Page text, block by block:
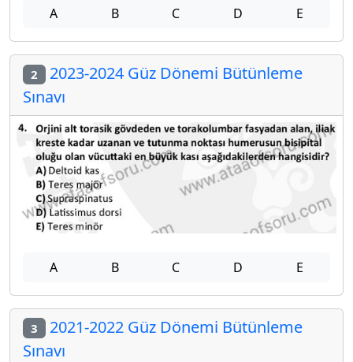
A B C D E
2 2023-2024 Güz Dönemi Bütünleme
Sınavı
A B C D E
3 2021-2022 Güz Dönemi Bütünleme
Sınavı